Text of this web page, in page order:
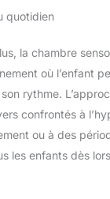
quotidien
la chambre
où l’enfant
rythme.
confrontés à
ou à des
les enfants dès